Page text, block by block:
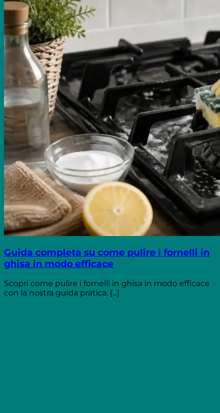
Guida completa su come pulire i fornelli in
ghisa in modo efficace
Scopri come pulire i fornelli in ghisa in modo efficace
con la nostra guida pratica. [...]